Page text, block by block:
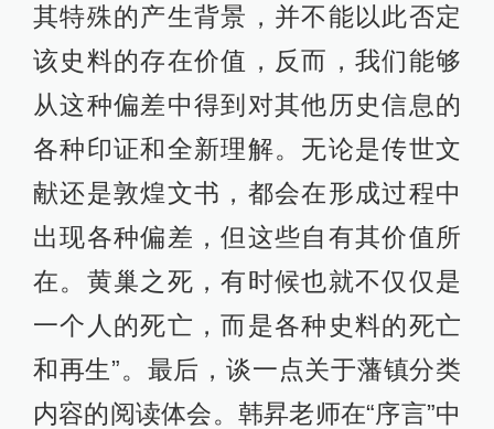
其特殊的产生背景，并不能以此否定
该史料的存在价值，反而，我们能够
从这种偏差中得到对其他历史信息的
各种印证和全新理解。无论是传世文
献还是敦煌文书，都会在形成过程中
出现各种偏差，但这些自有其价值所
在。黄巢之死，有时候也就不仅仅是
一个人的死亡，而是各种史料的死亡
和再生”。最后，谈一点关于藩镇分类
内容的阅读体会。韩昇老师在“序言”中